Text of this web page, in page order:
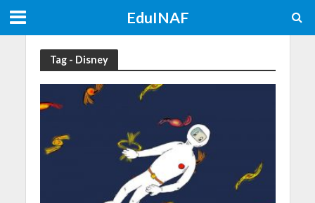
EduINAF
Tag - Disney